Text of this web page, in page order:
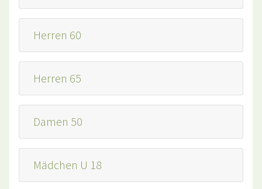
Herren 60
Herren 65
Damen 50
Mädchen U 18